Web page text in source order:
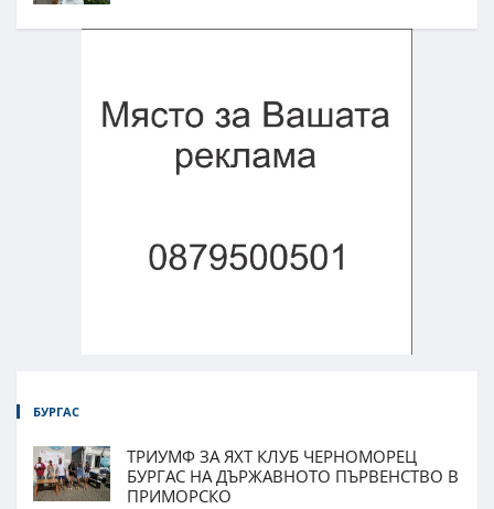
БУРГАС
ТРИУМФ ЗА ЯХТ КЛУБ ЧЕРНОМОРЕЦ
БУРГАС НА ДЪРЖАВНОТО ПЪРВЕНСТВО В
ПРИМОРСКО